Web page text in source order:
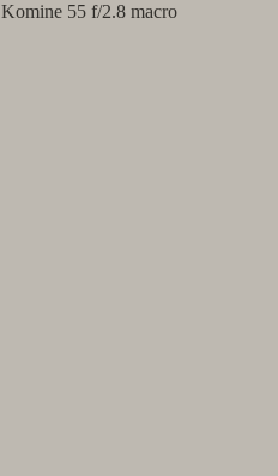
55 f/2.8 macro